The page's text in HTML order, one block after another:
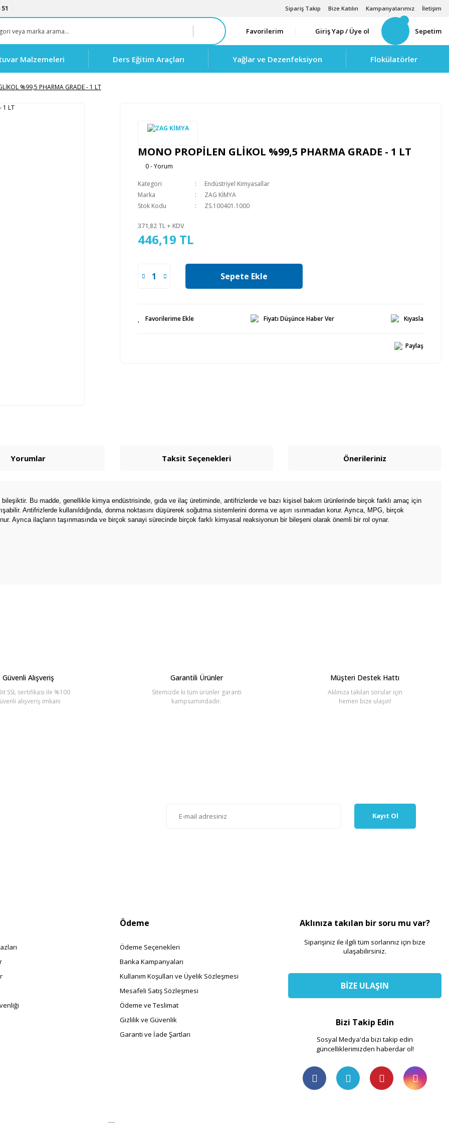
Sipariş Takip Bize Katılın Kampanyalarımız İletişim
Favorilerim Giriş Yap / Üye ol Sepetim
Malzemeleri Ders Eğitim Araçları Yağlar ve Dezenfeksiyon Flokülatörler
%99,5 PHARMA GRADE - 1 LT
MONO PROPİLEN GLİKOL %99,5 PHARMA GRADE - 1 LT
0 - Yorum
Kategori
Endüstriyel Kimyasallar
Marka
ZAG KİMYA
Stok Kodu
ZS.100401.1000
371,82 TL + KDV
446,19 TL
Sepete Ekle
Fiyatı Düşünce Haber Ver Kıyasla
Paylaş
Yorumlar Taksit Seçenekleri Önerileriniz
Bu madde, genellikle kimya endüstrisinde, gıda ve ilaç üretiminde, antifrizlerde ve bazı kişisel bakım ürünlerinde birçok farklı amaç için
Antifrizlerde kullanıldığında, donma noktasını düşürerek soğutma sistemlerini donma ve aşırı ısınmadan korur. Ayrıca, MPG, birçok
Ayrıca ilaçların taşınmasında ve birçok sanayi sürecinde birçok farklı kimyasal reaksiyonun bir bileşeni olarak önemli bir rol oynar.
Güvenli Alışveriş
SSL sertifikası ile %100
alışveriş imkanı
Garantili Ürünler
Sitemizde ki tüm ürünler garanti
kampsamındadır.
Müşteri Destek Hattı
Aklınıza takılan sorular için
hemen bize ulaşın!
Kayıt Ol
Ödeme
Ödeme Seçenekleri
Banka Kampanyaları
Kullanım Koşulları ve Üyelik Sözleşmesi
Mesafeli Satış Sözleşmesi
Ödeme ve Teslimat
Gizlilik ve Güvenlik
Garanti ve İade Şartları
Aklınıza takılan bir soru mu var?
Siparişiniz ile ilgili tüm sorlarınız için bize
ulaşabilirsiniz.
BİZE ULAŞIN
Bizi Takip Edin
Sosyal Medya'da bizi takip edin
güncelliklerimizden haberdar ol!